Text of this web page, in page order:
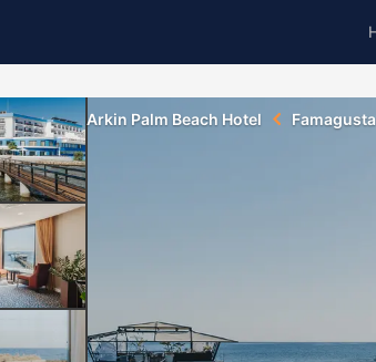
Famagusta
Arkin Palm Beach Hotel